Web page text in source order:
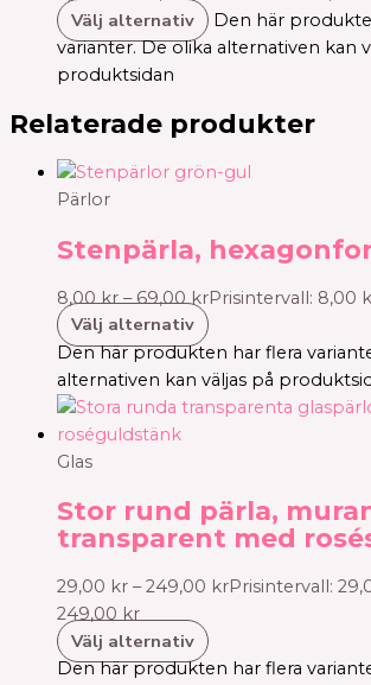
Välj alternativ
Den här
varianter. De olika alternativen kan
produktsidan
Relaterade produkter
Pärlor
Stenpärla,
8,00kr – 69,00krPrisintervall: 8,00
Välj alternativ
Den här produkten har flera
alternativen kan väljas på
Glas
Stor rund pärla,
transparent med
29,00 kr – 249,00 krPrisintervall:
249,00 kr
Välj alternativ
Den här produkten har flera